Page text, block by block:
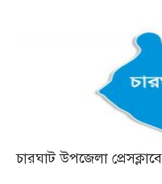
চারঘাট উপজেলা